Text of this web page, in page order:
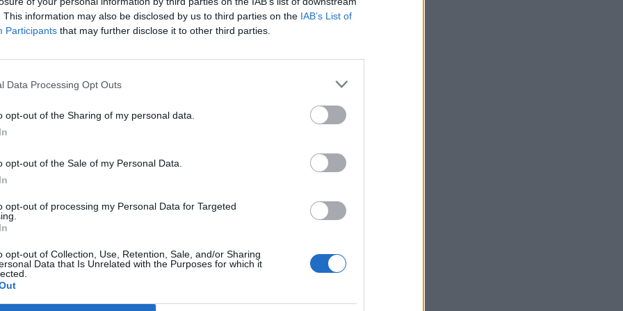
This information may also be disclosed by us to third parties on the IAB’s List of
Participants that may further disclose it to other third parties.
Data Processing Opt Outs
opt-out of the Sharing of my personal data.
opt-out of the Sale of my Personal Data.
opt-out of processing my Personal Data for Targeted
opt-out of Collection, Use, Retention, Sale, and/or Sharing
Data that Is Unrelated with the Purposes for which it
1,200 tonnával, vagyis 1%-kal gyarapodtak tegnap 119,025 tonnára.
időtávot figyelve relatíve alacsony szinten tartózkodnak. Májusban 2.5%-kal esett
korábbi szintekhez képest a vezeték és kábel kivitel....
hírarchívumához tartozik, melynek olvasása előfizetéses
cikkarchívum
elmúlt 2 év napon belüli
Előfizetés